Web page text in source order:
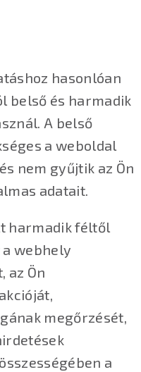
hasonlóan
belső és harmadik
A belső
a weboldal
nem gyűjtik az Ön
adatait.
harmadik féltől
webhely
az Ön
megőrzését,
a